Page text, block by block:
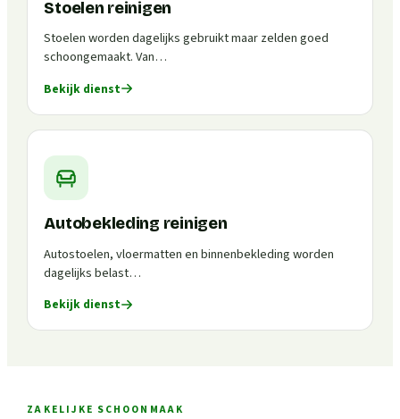
Stoelen reinigen
Stoelen worden dagelijks gebruikt maar zelden goed
schoongemaakt. Van…
Bekijk dienst
Autobekleding reinigen
Autostoelen, vloermatten en binnenbekleding worden
dagelijks belast…
Bekijk dienst
ZAKELIJKE SCHOONMAAK